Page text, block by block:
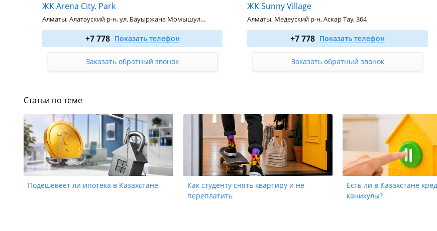
ЖК Arena City. Park
Алматы, Алатауский р-н, ул. Бауыржана Момышулы, 11/12а
1-комн. 29.79 м²
от 25 381 080
2-комн. 54 м²
от 46 062 000 ₸
3-комн. 85.75 м²
+7 778 Показать телефон
Заказать обратный звонок
ЖК Sunny Village
Алматы, Медеуский р-н, Аскар Тау, 364
4-комн. 200 м²
от 230 000 000
5-комн. 296 м²
от 400 000 000 ₸
6-комн. 382 м²
+7 778 Показать телефон
Заказать обратный звонок
Статьи по теме
Подешевеет ли ипотека в Казахстане
Как студенту снять квартиру и не
переплатить
Есть ли в Казахстане
каникулы?